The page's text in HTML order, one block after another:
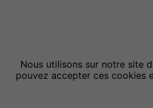
Nous utilisons sur notre site
pouvez accepter ces cookies